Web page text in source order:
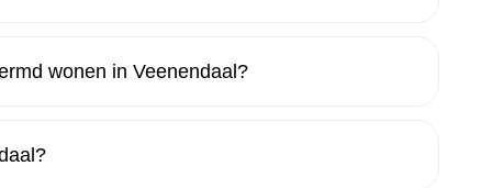
wonen in Veenendaal?